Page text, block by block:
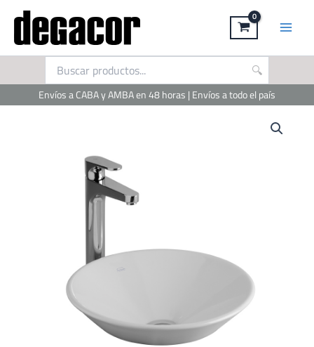
contenido
Envíos a CABA y AMBA en 48 horas | Envíos a todo el país